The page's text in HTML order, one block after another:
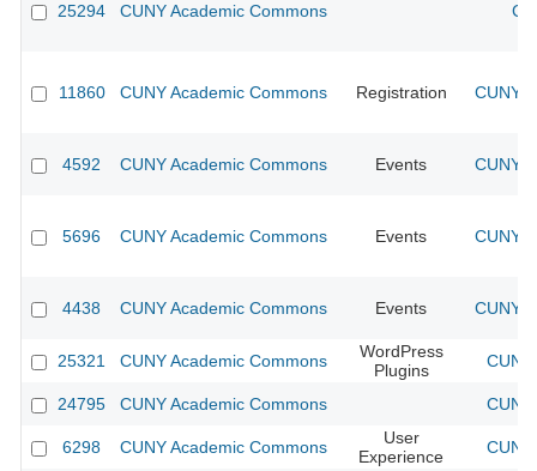
25294 CUNY Academic Commons
11860 CUNY Academic Commons Registration CUNY
4592 CUNY Academic Commons Events CUNY
5696 CUNY Academic Commons Events CUNY
4438 CUNY Academic Commons Events CUNY
25321 CUNY Academic Commons
WordPress
Plugins
24795 CUNY Academic Commons
6298 CUNY Academic Commons
User
Experience